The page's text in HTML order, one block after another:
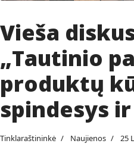
Vieša
„Tautinio
produktų
spindesys
Tinklaraštininkė Naujienos 25